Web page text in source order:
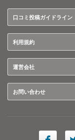
口コミ投稿ガイドライン
利用規約
運営会社
お問い合わせ